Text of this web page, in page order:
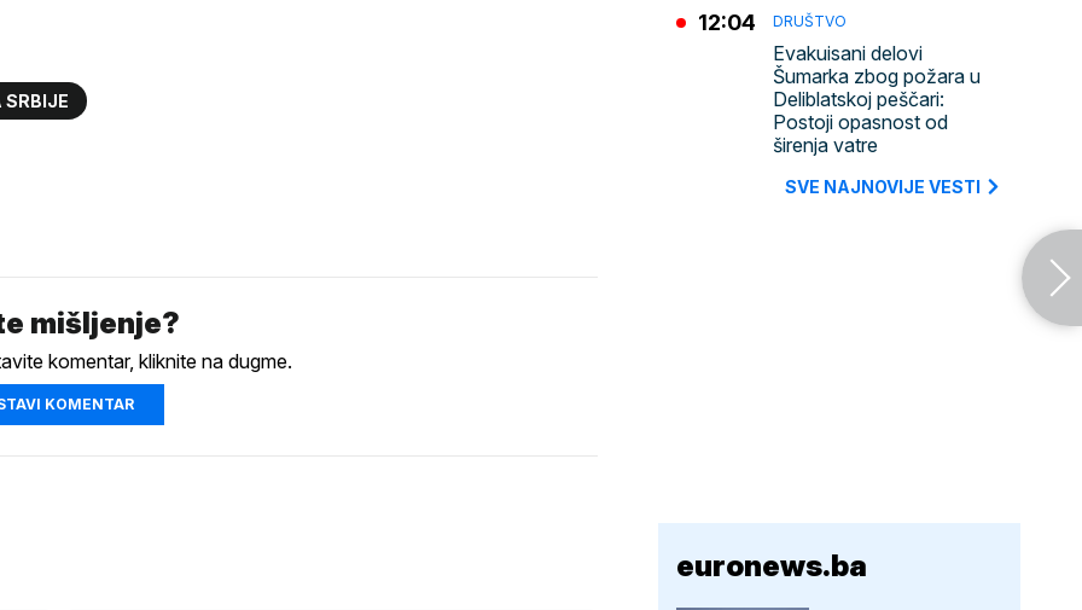
SRBIJE
mišljenje?
komentar, kliknite na dugme.
KOMENTAR
DRUŠTVO
Evakuisani delovi
Šumarka zbog požara u
Deliblatskoj peščari:
Postoji opasnost od
širenja vatre
12:04
SVE NAJNOVIJE VESTI
euronews.ba